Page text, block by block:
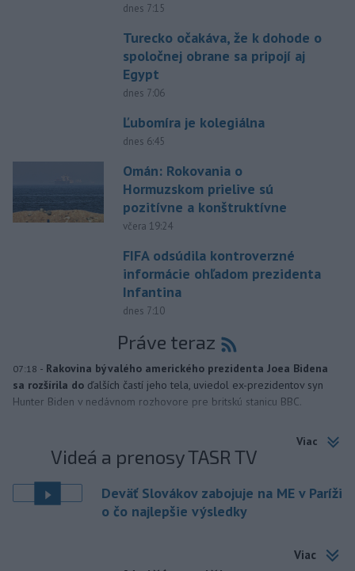
dnes 7:15
Turecko očakáva, že k dohode o
spoločnej obrane sa pripojí aj
Egypt
dnes 7:06
Ľubomíra je kolegiálna
dnes 6:45
Omán: Rokovania o
Hormuzskom prielive sú
pozitívne a konštruktívne
včera 19:24
FIFA odsúdila kontroverzné
informácie ohľadom prezidenta
Infantina
dnes 7:10
Práve teraz
07:18 - Rakovina bývalého amerického prezidenta Joea Bidena
sa rozšírila do ďalších častí jeho tela, uviedol ex-prezidentov syn
Hunter Biden v nedávnom rozhovore pre britskú stanicu BBC.
Viac
Videá a prenosy TASR TV
Deväť Slovákov zabojuje na ME v Paríži
o čo najlepšie výsledky
Viac